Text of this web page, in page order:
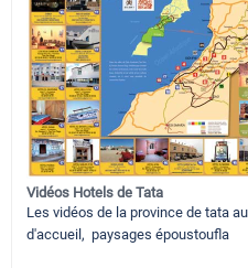
Vidéos Hotels de Tata
Les vidéos de la province de tata
d'accueil, paysages époustoufla